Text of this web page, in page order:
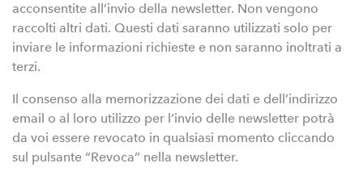
acconsentite all’invio della newsletter. Non vengono
raccolti altri dati. Questi dati saranno utilizzati solo per
inviare le informazioni richieste e non saranno inoltrati a
terzi.
Il consenso alla memorizzazione dei dati e dell’indirizzo
email o al loro utilizzo per l’invio delle newsletter potrà
da voi essere revocato in qualsiasi momento cliccando
sul pulsante “Revoca” nella newsletter.